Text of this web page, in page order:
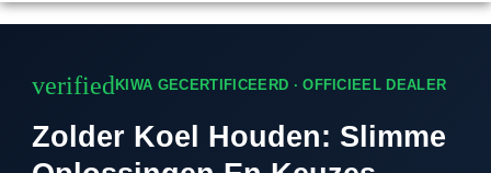
verified KIWA GECERTIFICEERD · OFFICIEEL DEALER
Zolder Koel Houden: Slimme